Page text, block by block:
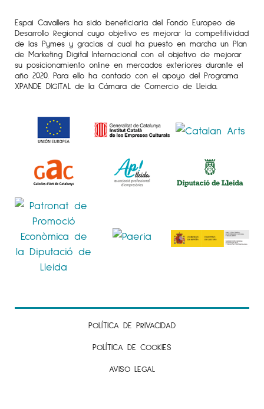
Espai Cavallers ha sido beneficiaria del Fondo Europeo de
Desarrollo Regional cuyo objetivo es mejorar la competitividad
de las Pymes y gracias al cual ha puesto en marcha un Plan
de Marketing Digital Internacional con el objetivo de mejorar
su posicionamiento online en mercados exteriores durante el
año 2020. Para ello ha contado con el apoyo del Programa
XPANDE DIGITAL de la Cámara de Comercio de Lleida.
POLÍTICA DE PRIVACIDAD
POLÍTICA DE COOKIES
AVISO LEGAL